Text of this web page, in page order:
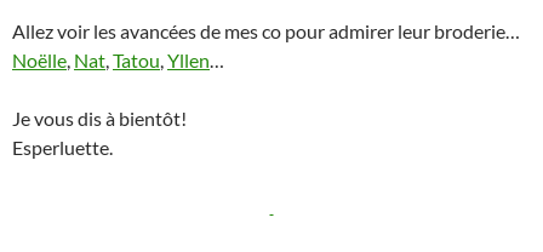
Allez voir les avancées de mes co pour admirer leur broderie…
Noëlle Nat Tatou Yllen
Je vous dis à bientôt!
Esperluette.